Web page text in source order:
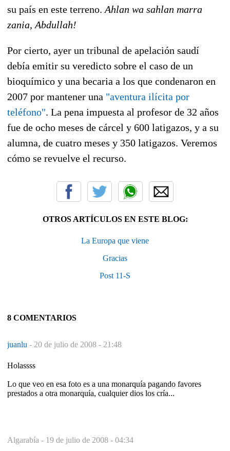
su país en este terreno. Ahlan wa sahlan marra
zania, Abdullah!
Por cierto, ayer un tribunal de apelación saudí
debía emitir su veredicto sobre el caso de un
bioquímico y una becaria a los que condenaron en
2007 por mantener una "aventura ilícita por
teléfono". La pena impuesta al profesor de 32 años
fue de ocho meses de cárcel y 600 latigazos, y a su
alumna, de cuatro meses y 350 latigazos. Veremos
cómo se revuelve el recurso.
OTROS ARTÍCULOS EN ESTE BLOG:
La Europa que viene
Gracias
Post 11-S
8 COMENTARIOS
juanlu - 20 de julio de 2008 - 21:48
Holassss
Lo que veo en esa foto es a una monarquía pagando favores
prestados a otra monarquía, cualquier dios los cría...
Algarabía - 19 de julio de 2008 - 04:34